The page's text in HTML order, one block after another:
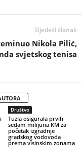
Sljedeći članak
Nikola Pilić,
svjetskog tenisa
Društvo
Tuzla osigurala prvih
sedam milijuna KM za
početak izgradnje
gradskog vodovoda
prema visinskim zonama